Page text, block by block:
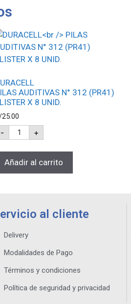
AUDITIVAS N° 312 (PR41)
X 8 UNID.
25.00
- +
Añadir al carrito
al cliente
Delivery
Modalidades de Pago
Términos y condiciones
Política de seguridad y privacidad